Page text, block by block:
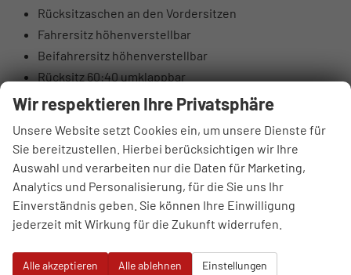
Rücksitzaschen an den Vordersitzen
Fahrersitz höhenverstellbar
Beifahrersitz höhenverstellbar
Rücksitz 60:40 umklappbar
Elektrische Lendenwirbelstütze Fahrerseite
Oberschenkelauflage Fahrerseite
Luftausströmer hinten
Brillenfach
Automatisch abblendender Innenspiegel
10,25" digitales Kombiinstrument
DAB+ Digitalradio
Hochtöner vorne (insgesamt 6 Lautsprecher)
Wir respektieren Ihre Privatsphäre
Unsere Website setzt Cookies ein, um unsere Dienste für
Sie bereitzustellen. Hierbei berücksichtigen wir Ihre
Auswahl und verarbeiten nur die Daten für Marketing,
Analytics und Personalisierung, für die Sie uns Ihr
Einverständnis geben. Sie können Ihre Einwilligung
jederzeit mit Wirkung für die Zukunft widerrufen.
Alle akzeptieren Alle ablehnen Einstellungen